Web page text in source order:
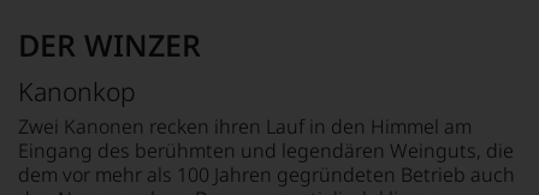
hohem
sich
unsere
Weinselektion
bewegt.
Das
Wisconsin.
Bedingt
durch
seinen
Vater
wandte
er
britischen
Seine
Aktivitäten
auf
dem
Cabernet Sauvignon
TRINKTEMPERATUR
18 °C
DER WINZER
Kanonkop
Zwei Kanonen recken ihren Lauf in den Himmel am
Eingang des berühmten und legendären Weinguts, die
dem vor mehr als 100 Jahren gegründeten Betrieb auch